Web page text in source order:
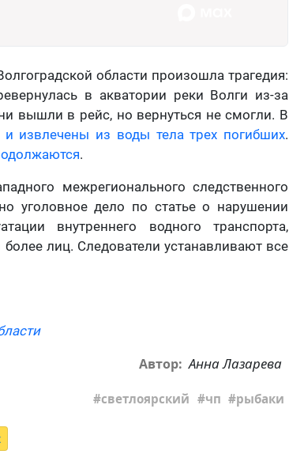
области произошла трагедия:
в акватории реки Волги из-за
вышли в рейс, но вернуться не смогли. В
извлечены из воды тела трех погибших.
.
межрегионального следственного
уголовное дело по статье о нарушении
внутреннего водного транспорта,
лиц. Следователи устанавливают все
Автор: Анна Лазарева
светлоярский чп рыбаки